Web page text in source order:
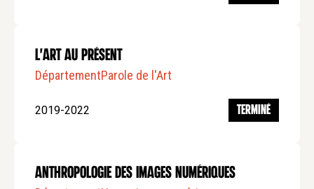
L'art au présent
DépartementParole de l'Art
2019-2022 TERMINÉ
Anthropologie des images numériques